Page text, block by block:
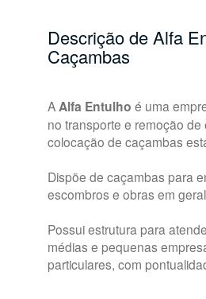
Descrição de Alfa
Caçambas
AAlfa Entulho é uma
no transporte e remoção de
colocação de caçambas
Dispõe de caçambas para
escombros e obras em
Possui estrutura para
médias e pequenas
particulares, com